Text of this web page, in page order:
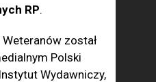
RP.
został
Polski
Wydawniczy,